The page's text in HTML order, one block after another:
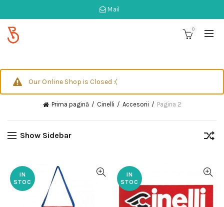
Mail
0
Our Online Shop is Closed :(
Prima pagină Cinelli Accesorii Pagina 2
Show Sidebar
IN
STOC
IN
STOC